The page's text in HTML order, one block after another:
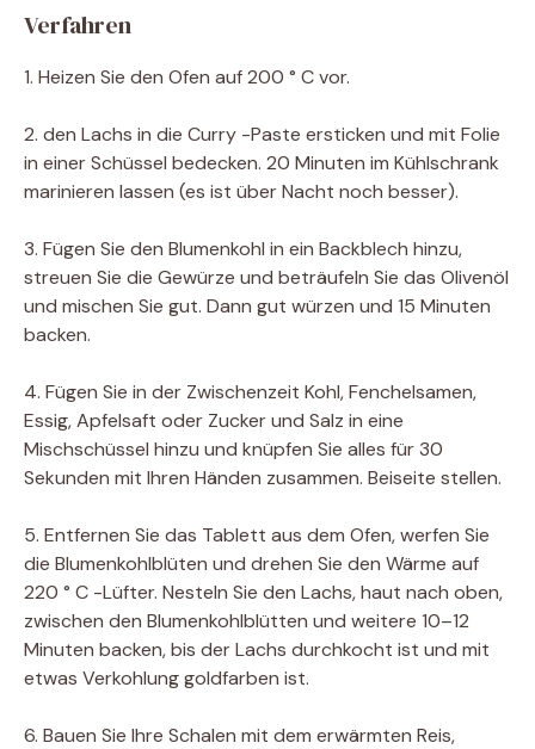
Verfahren
1. Heizen Sie den Ofen auf 200 ° C vor.
2. den Lachs in die Curry -Paste ersticken und mit Folie
in einer Schüssel bedecken. 20 Minuten im Kühlschrank
marinieren lassen (es ist über Nacht noch besser).
3. Fügen Sie den Blumenkohl in ein Backblech hinzu,
streuen Sie die Gewürze und beträufeln Sie das Olivenöl
und mischen Sie gut. Dann gut würzen und 15 Minuten
backen.
4. Fügen Sie in der Zwischenzeit Kohl, Fenchelsamen,
Essig, Apfelsaft oder Zucker und Salz in eine
Mischschüssel hinzu und knüpfen Sie alles für 30
Sekunden mit Ihren Händen zusammen. Beiseite stellen.
5. Entfernen Sie das Tablett aus dem Ofen, werfen Sie
die Blumenkohlblüten und drehen Sie den Wärme auf
220 ° C -Lüfter. Nesteln Sie den Lachs, haut nach oben,
zwischen den Blumenkohlblütten und weitere 10–12
Minuten backen, bis der Lachs durchkocht ist und mit
etwas Verkohlung goldfarben ist.
6. Bauen Sie Ihre Schalen mit dem erwärmten Reis,